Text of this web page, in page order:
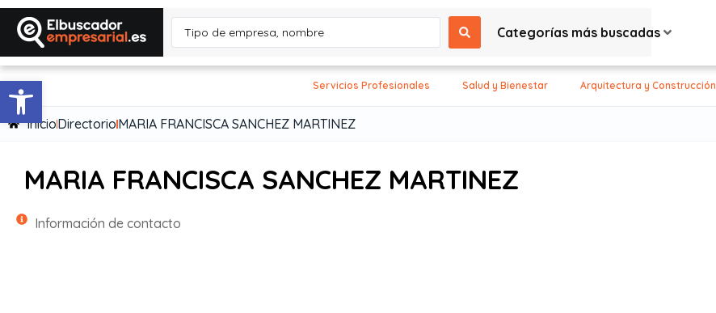
Abrir barra de herramientas
Categorías más buscadas
Servicios Profesionales Salud y Bienestar Arquitectura y Construcción
InicioDirectorioMARIA FRANCISCA SANCHEZ MARTINEZ
MARIA FRANCISCA SANCHEZ MARTINEZ
Información de contacto